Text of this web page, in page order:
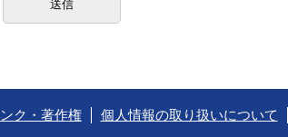
ク・著作権 個人情報の取り扱いについて